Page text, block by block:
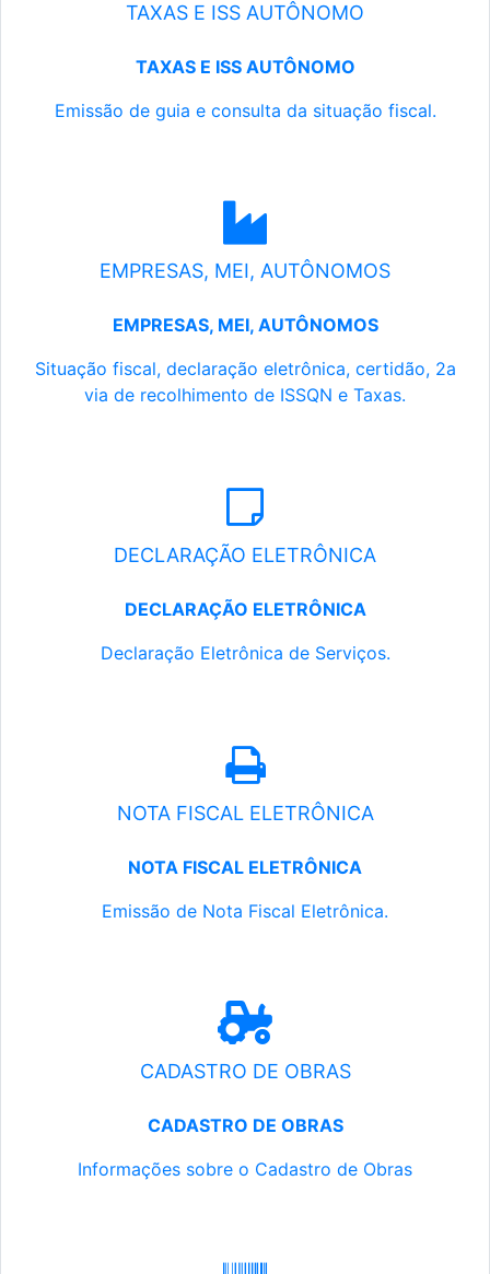
TAXAS E ISS AUTÔNOMO
TAXAS E ISS AUTÔNOMO
Emissão de guia e consulta da situação fiscal.
EMPRESAS, MEI, AUTÔNOMOS
EMPRESAS, MEI, AUTÔNOMOS
Situação fiscal, declaração eletrônica, certidão, 2a
via de recolhimento de ISSQN e Taxas.
DECLARAÇÃO ELETRÔNICA
DECLARAÇÃO ELETRÔNICA
Declaração Eletrônica de Serviços.
NOTA FISCAL ELETRÔNICA
NOTA FISCAL ELETRÔNICA
Emissão de Nota Fiscal Eletrônica.
CADASTRO DE OBRAS
CADASTRO DE OBRAS
Informações sobre o Cadastro de Obras